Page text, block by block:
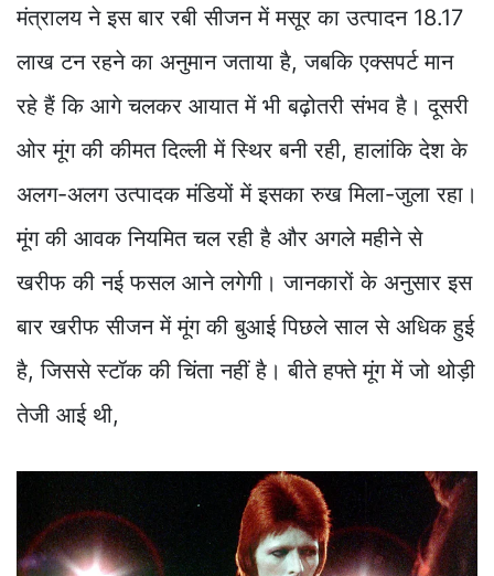
मंत्रालय ने इस बार रबी सीजन में मसूर का उत्पादन 18.17
लाख टन रहने का अनुमान जताया है, जबकि एक्सपर्ट मान
रहे हैं कि आगे चलकर आयात में भी बढ़ोतरी संभव है। दूसरी
ओर मूंग की कीमत दिल्ली में स्थिर बनी रही, हालांकि देश के
अलग-अलग उत्पादक मंडियों में इसका रुख मिला-जुला रहा।
मूंग की आवक नियमित चल रही है और अगले महीने से
खरीफ की नई फसल आने लगेगी। जानकारों के अनुसार इस
बार खरीफ सीजन में मूंग की बुआई पिछले साल से अधिक हुई
है, जिससे स्टॉक की चिंता नहीं है। बीते हफ्ते मूंग में जो थोड़ी
तेजी आई थी,